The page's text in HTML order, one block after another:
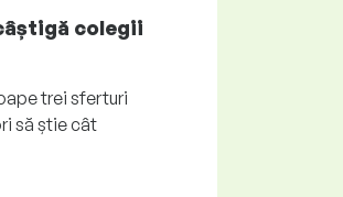
colegii
trei sferturi
să știe cât